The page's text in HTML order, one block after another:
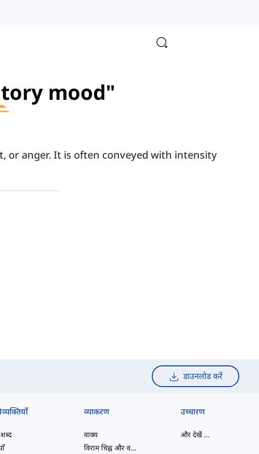
mood"
or anger. It is often conveyed with intensity
डाउनलोड करें
व्याकरण
वाक्य
विराम चिह्न और वर्तनी
उच्चारण
और देखें...